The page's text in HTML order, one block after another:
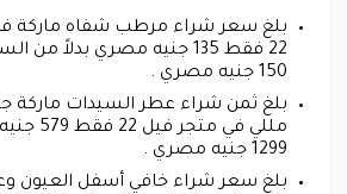
بلغ سعر شراء مرطب شفاه ماركة
22 فقط 135 جنيه مصري بدلاً من
150 جنيه مصري .
مللي في
1299 جنيه مصري .
بلغ سعر شراء خافي أسفل العيون